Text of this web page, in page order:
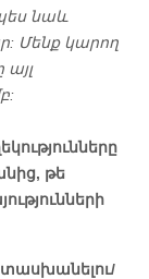
նաև
Մենք կարող
այլ
թե